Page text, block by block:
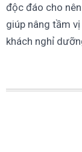
độc đáo cho
giúp nâng tầm
khách nghỉ